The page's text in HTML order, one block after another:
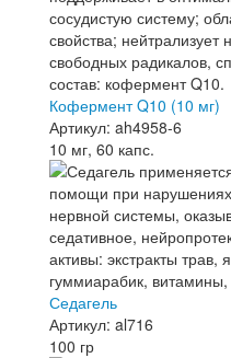
Кофермент Q10 (10 мг)
Артикул: ah4958-6
10 мг, 60 капс.
Седагель
Артикул: al716
100 гр